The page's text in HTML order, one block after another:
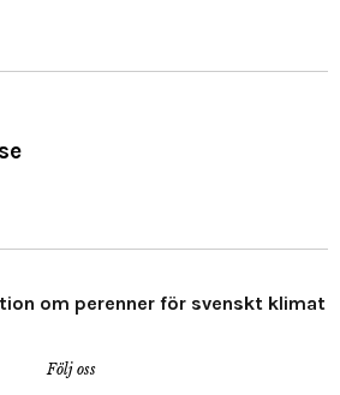
om perenner för svenskt klimat
Följ oss